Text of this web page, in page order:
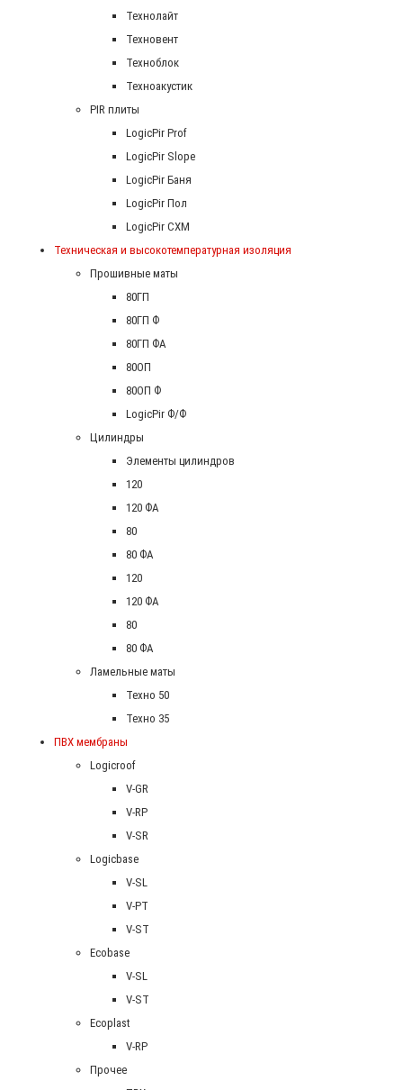
Технолайт
Техновент
Техноблок
Техноакустик
PIR плиты
LogicPir Prof
LogicPir Slope
LogicPir Баня
LogicPir Пол
LogicPir СХМ
Техническая и высокотемпературная изоляция
Прошивные маты
80ГП
80ГП Ф
80ГП ФА
80ОП
80ОП Ф
LogicPir Ф/Ф
Цилиндры
Элементы цилиндров
120
120 ФА
80
80 ФА
120
120 ФА
80
80 ФА
Ламельные маты
Техно 50
Техно 35
ПВХ мембраны
Logicroof
V-GR
V-RP
V-SR
Logicbase
V-SL
V-PT
V-ST
Ecobase
V-SL
V-ST
Ecoplast
V-RP
Прочее